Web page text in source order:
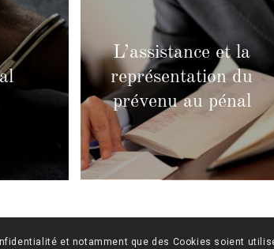
L’assistance et la
représentation du
prévenu au pénal
et notamment que des Cookies soient